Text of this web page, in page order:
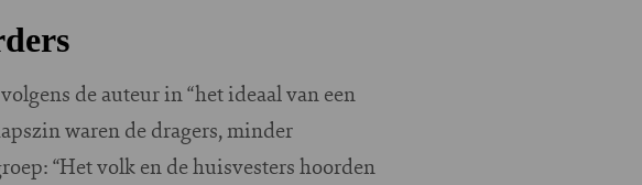
de auteur in “het ideaal van een
waren de dragers, minder
“Het volk en de huisvesters hoorden